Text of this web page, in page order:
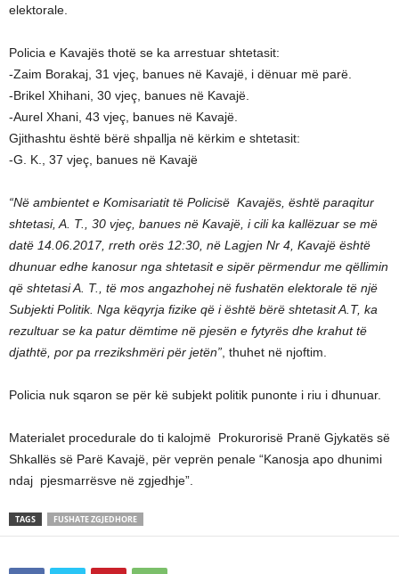
elektorale.
Policia e Kavajës thotë se ka arrestuar shtetasit:
-Zaim Borakaj, 31 vjeç, banues në Kavajë, i dënuar më parë.
-Brikel Xhihani, 30 vjeç, banues në Kavajë.
-Aurel Xhani, 43 vjeç, banues në Kavajë.
Gjithashtu është bërë shpallja në kërkim e shtetasit:
-G. K., 37 vjeç, banues në Kavajë
“Në ambientet e Komisariatit të Policisë Kavajës, është paraqitur
shtetasi, A. T., 30 vjeç, banues në Kavajë, i cili ka kallëzuar se më
datë 14.06.2017, rreth orës 12:30, në Lagjen Nr 4, Kavajë është
dhunuar edhe kanosur nga shtetasit e sipër përmendur me qëllimin
që shtetasi A. T., të mos angazhohej në fushatën elektorale të një
Subjekti Politik. Nga këqyrja fizike që i është bërë shtetasit A.T, ka
rezultuar se ka patur dëmtime në pjesën e fytyrës dhe krahut të
djathtë, por pa rrezikshmëri për jetën” , thuhet në njoftim.
Policia nuk sqaron se për kë subjekt politik punonte i riu i dhunuar.
Materialet procedurale do ti kalojmë Prokurorisë Pranë Gjykatës së
Shkallës së Parë Kavajë, për veprën penale “Kanosja apo dhunimi
ndaj pjesmarrësve në zgjedhje”.
TAGS FUSHATE ZGJEDHORE